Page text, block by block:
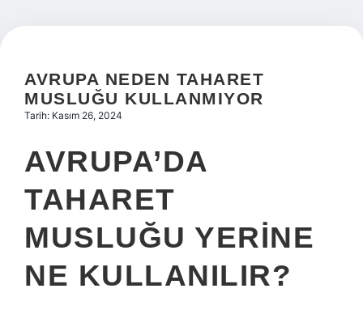
Hakkımızda
AVRUPA NEDEN TAHARET
MUSLUĞU KULLANMIYOR
Tarih: Kasım 26, 2024
AVRUPA’DA
TAHARET
MUSLUĞU YERINE
NE KULLANILIR?